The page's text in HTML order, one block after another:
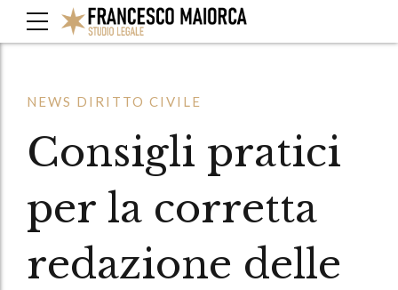
NEWS DIRITTO CIVILE
Consigli pratici
per la corretta
redazione delle